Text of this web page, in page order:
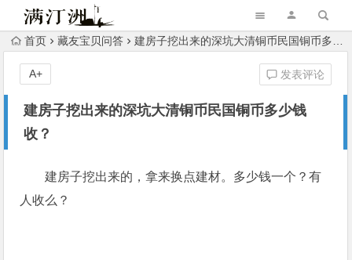
首页 藏友宝贝问答 建房子挖出来的深坑大清铜币民国铜币多少钱收？
建房子挖出来的深坑大清铜币民国铜币多少钱
收？
发表评论
A+
建房子挖出来的，拿来换点建材。多少钱一个？有
人收么？